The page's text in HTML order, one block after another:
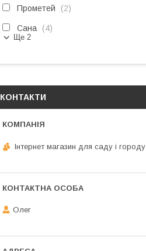
Прометей 2
Сана 4
Ще 2
КОНТАКТИ
Інтернет магазин для саду і городу
Олег